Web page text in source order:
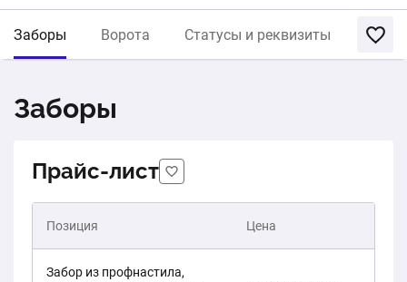
Заборы Ворота Статусы и реквизиты
Заборы
Прайс-лист
Позиция Цена
Забор из профнастила,